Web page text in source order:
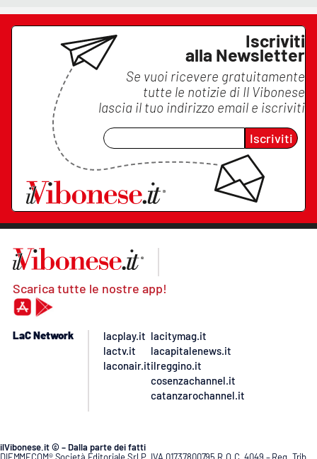
Iscriviti
alla Newsletter
Se vuoi ricevere gratuitamente
tutte le notizie di Il Vibonese
lascia il tuo indirizzo email e iscriviti
Iscriviti
Scarica tutte le nostre app!
LaC Network
lacplay.it
lactv.it
laconair.it
lacitymag.it
lacapitalenews.it
ilreggino.it
cosenzachannel.it
catanzarochannel.it
ilVibonese.it © – Dalla parte dei fatti
DIEMMECOM® Società Editoriale Srl P. IVA 01737800795 R.O.C. 4049 – Reg. Trib